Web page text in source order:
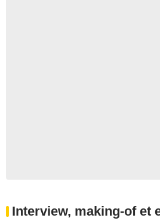
Interview, making-of et